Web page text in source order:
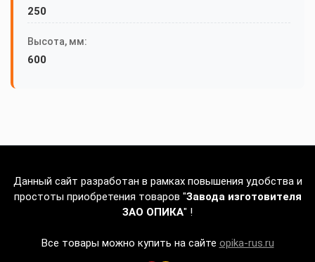
250
Высота, мм:
600
Данный сайт разработан в рамках повышения удобства и
простоты приобретения товаров "Завода изготовителя
ЗАО ОПИКА" !
Все товары можно купить на сайте opika-rus.ru